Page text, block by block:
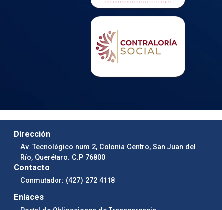
Dirección
Av. Tecnológico num 2, Colonia Centro, San Juan del
Río, Querétaro. C.P 76800
Contacto
Conmutador: (427) 272 4118
Enlaces